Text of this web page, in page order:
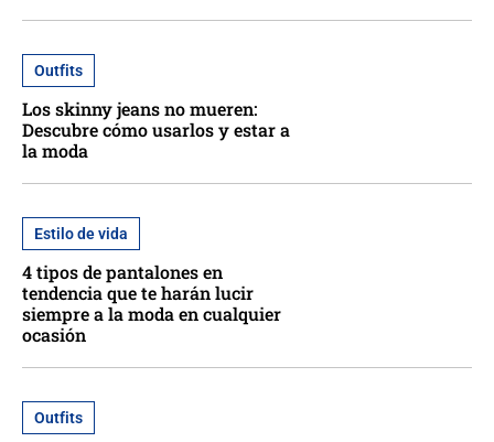
Outfits
Los skinny jeans no mueren:
Descubre cómo usarlos y estar a
la moda
Estilo de vida
4 tipos de pantalones en
tendencia que te harán lucir
siempre a la moda en cualquier
ocasión
Outfits